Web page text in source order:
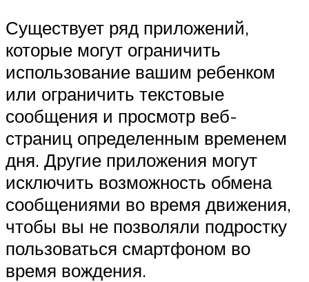
Существует ряд приложений,
которые могут ограничить
использование вашим ребенком
или ограничить текстовые
сообщения и просмотр веб-
страниц определенным временем
дня. Другие приложения могут
исключить возможность обмена
сообщениями во время движения,
чтобы вы не позволяли подростку
пользоваться смартфоном во
время вождения.